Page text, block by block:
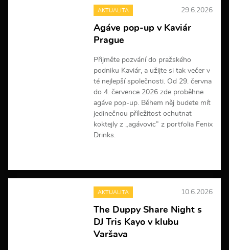
AKTUALITA 29.6.2026
Agáve pop-up v Kaviár
Prague
Přijměte pozvání do pražského
podniku Kaviár, a užijte si tak večer v
té nejlepší společnosti. Od 29. června
do 4. července 2026 zde proběhne
agáve pop-up. Během něj budete mít
jedinečnou příležitost ochutnat
koktejly z „agávovic” z portfolia Fenix
Drinks.
e
i
f
o
r
AKTUALITA 10.6.2026
The Duppy Share Night s
DJ Tris Kayo v klubu
Varšava